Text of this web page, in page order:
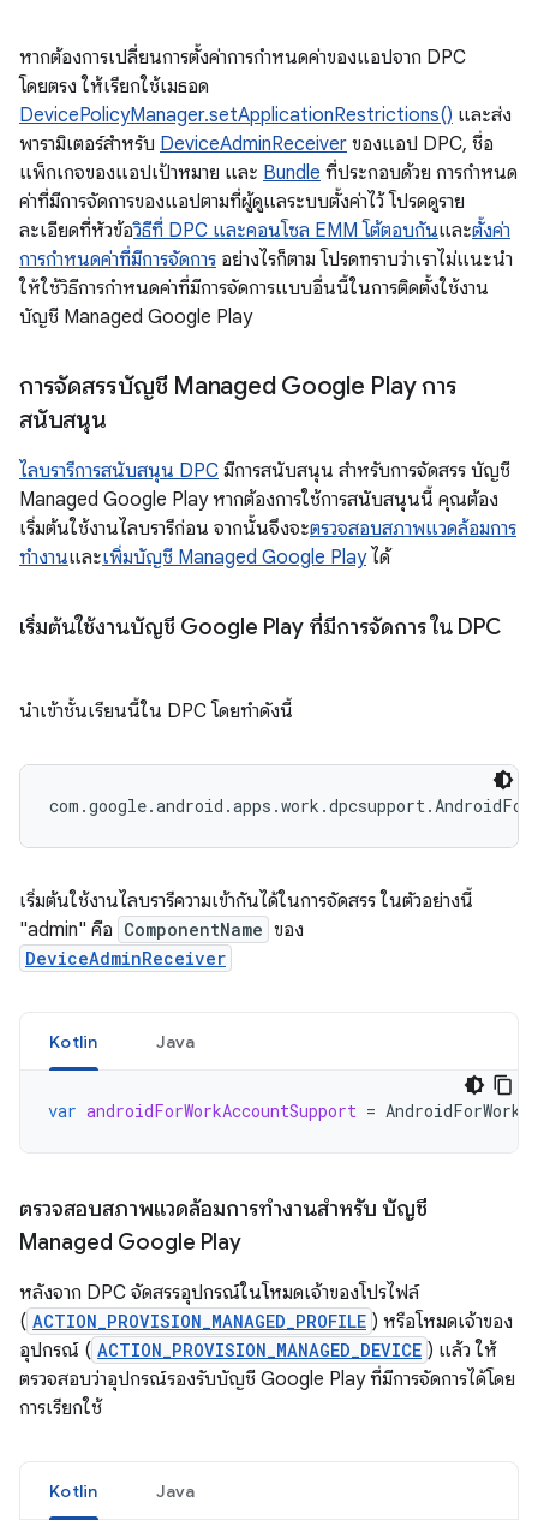
หากต้องการเปลี่ยนการตั้งค่าการกำหนดค่าของแอปจาก DPC
โดยตรง ให้เรียกใช้เมธอด
DevicePolicyManager.setApplicationRestrictions() และส่ง
พารามิเตอร์สำหรับ DeviceAdminReceiver ของแอป DPC, ชื่อ
แพ็กเกจของแอปเป้าหมาย และ Bundle ที่ประกอบด้วย การกำหนด
ค่าที่มีการจัดการของแอปตามที่ผู้ดูแลระบบตั้งค่าไว้ โปรดดูราย
ละเอียดที่หัวข้อวิธีที่ DPC และคอนโซล EMM โต้ตอบกันและตั้งค่า
การกำหนดค่าที่มีการจัดการ อย่างไรก็ตาม โปรดทราบว่าเราไม่แนะนำ
ให้ใช้วิธีการกำหนดค่าที่มีการจัดการแบบอื่นนี้ในการติดตั้งใช้งาน
บัญชี Managed Google Play
การจัดสรรบัญชี Managed Google Play การ
สนับสนุน
ไลบรารีการสนับสนุน DPC มีการสนับสนุน สำหรับการจัดสรร บัญชี
Managed Google Play หากต้องการใช้การสนับสนุนนี้ คุณต้อง
เริ่มต้นใช้งานไลบรารีก่อน จากนั้นจึงจะตรวจสอบสภาพแวดล้อมการ
ทำงานและเพิ่มบัญชี Managed Google Playได้
เริ่มต้นใช้งานบัญชี Google Play ที่มีการจัดการ ใน DPC
นำเข้าชั้นเรียนนี้ใน DPC โดยทำดังนี้
เริ่มต้นใช้งานไลบรารีความเข้ากันได้ในการจัดสรร ในตัวอย่างนี้
"admin" คือ ComponentName ของ
DeviceAdminReceiver
Kotlin Java
var androidForWorkAccountSupport =
ตรวจสอบสภาพแวดล้อมการทำงานสำหรับ บัญชี
Managed Google Play
หลังจาก DPC จัดสรรอุปกรณ์ในโหมดเจ้าของโปรไฟล์
( ACTION_PROVISION_MANAGED_PROFILE ) หรือโหมดเจ้าของ
อุปกรณ์ ( ACTION_PROVISION_MANAGED_DEVICE ) แล้ว ให้
ตรวจสอบว่าอุปกรณ์รองรับบัญชี Google Play ที่มีการจัดการได้โดย
การเรียกใช้
Kotlin Java